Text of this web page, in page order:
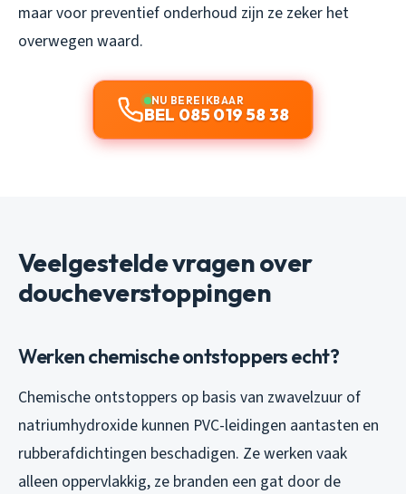
maar voor preventief onderhoud zijn ze zeker het
overwegen waard.
NU BEREIKBAAR
BEL 085 019 58 38
Veelgestelde vragen over
doucheverstoppingen
Werken chemische ontstoppers echt?
Chemische ontstoppers op basis van zwavelzuur of
natriumhydroxide kunnen PVC-leidingen aantasten en
rubberafdichtingen beschadigen. Ze werken vaak
alleen oppervlakkig, ze branden een gat door de